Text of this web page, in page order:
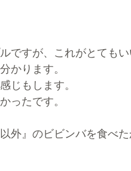
ですが、これがとても
かります。
じもします。
ったです。
外』のビビンバを食べ